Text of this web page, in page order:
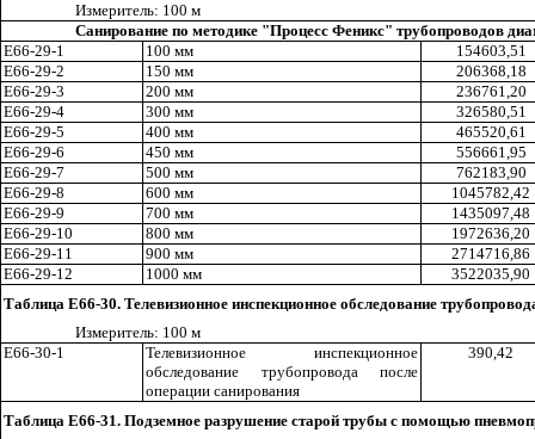
Измеритель: 100 м
Санирование по методике "Процесс Феникс" трубопроводов
Е66-29-1
100 мм
154603,51
Е66-29-2
150 мм
206368,18
Е66-29-3
200 мм
236761,20
Е66-29-4
300 мм 326580,51
Е66-29-5
400 мм 465520,61
Е66-29-6
450 мм 556661,95
Е66-29-7
500 мм 762183,90
Е66-29-8
600 мм
1045782,42
Е66-29-9
700 мм 1435097,48
Е66-29-10
800 мм
1972636,20
Е66-29-11 900 мм
2714716,86
Е66-29-12
1000 мм 3522035,90
Таблица Е66-30. Телевизионное инспекционное обследование
Измеритель: 100 м
Е66-30-1
Телевизионное инспекционное
обследование трубопровода после
операции санирования
390,42
Таблица Е66-31. Подземное разрушение старой трубы с помощью